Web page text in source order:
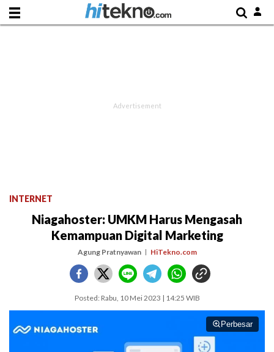
INTERNET
Niagahoster: UMKM Harus Mengasah
Kemampuan Digital Marketing
Agung Pratnyawan HiTekno.com
Posted: Rabu, 10 Mei 2023 | 14:25 WIB
Perbesar